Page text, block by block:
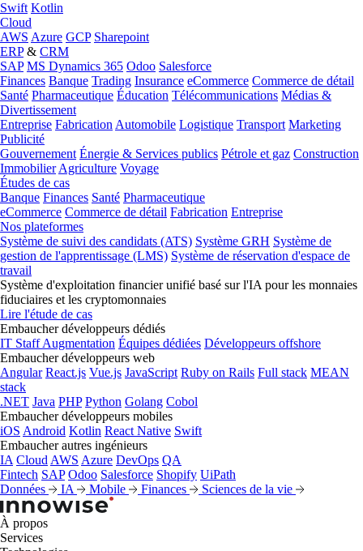
Swift Kotlin
Cloud
AWS Azure GCP Sharepoint
ERP& CRM
SAP MS Dynamics 365 Odoo Salesforce
Finances Banque Trading Insurance eCommerce Commerce de détail
Santé Pharmaceutique Éducation Télécommunications Médias &
Divertissement
Entreprise Fabrication Automobile Logistique Transport Marketing
Publicité
Gouvernement Énergie & Services publics Pétrole et gaz Construction
Immobilier Agriculture Voyage
Études de cas
Banque Finances Santé Pharmaceutique
eCommerce Commerce de détail Fabrication Entreprise
Nos plateformes
Système de suivi des candidats (ATS) Système GRH Système de
gestion de l'apprentissage (LMS) Système de réservation d'espace de
travail
Système d'exploitation financier unifié basé sur l'IA pour les monnaies
fiduciaires et les cryptomonnaies
Lire l'étude de cas
Embaucher développeurs dédiés
IT Staff Augmentation Équipes dédiées Développeurs offshore
Embaucher développeurs web
Angular React.js Vue.js JavaScript Ruby on Rails Full stack MEAN
stack
.NET Java PHP Python Golang Cobol
Embaucher développeurs mobiles
iOS Android Kotlin React Native Swift
Embaucher autres ingénieurs
IA Cloud AWS Azure DevOps QA
Fintech SAP Odoo Salesforce Shopify UiPath
Données
IA Mobile Finances Sciences de la vie
À propos
Services